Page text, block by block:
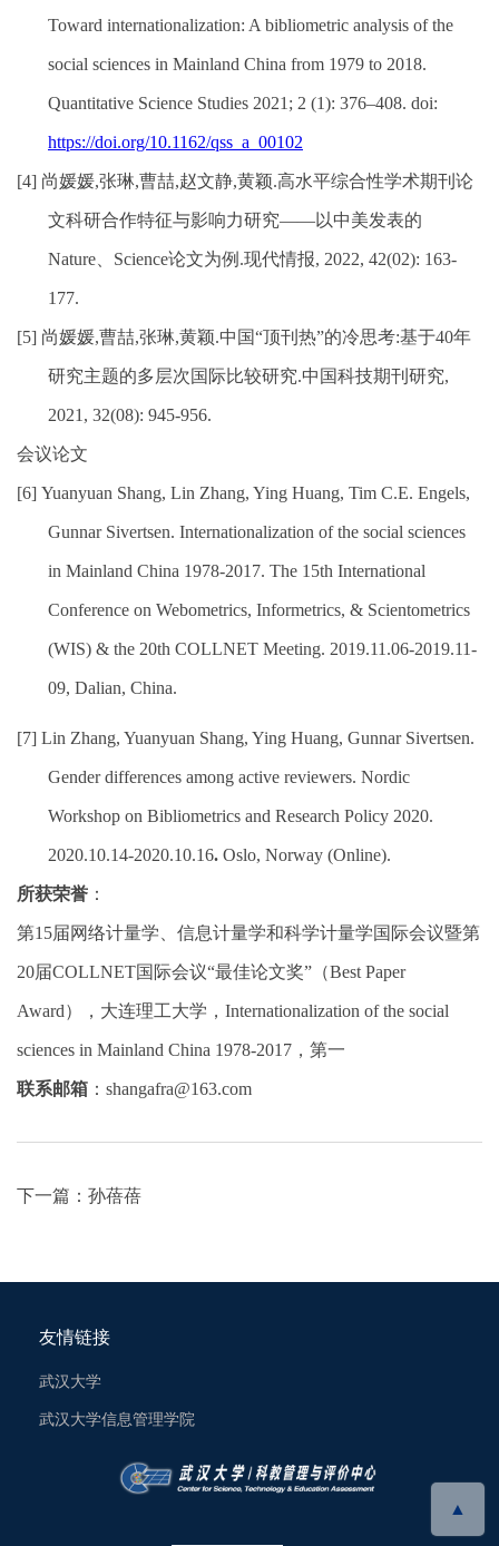
Toward internationalization: A bibliometric analysis of the
social sciences in Mainland China from 1979 to 2018.
Quantitative Science Studies 2021; 2 (1): 376–408. doi:
https://doi.org/10.1162/qss_a_00102
[4] 尚媛媛,张琳,曹喆,赵文静,黄颖.高水平综合性学术期刊论
文科研合作特征与影响力研究——以中美发表的
Nature Science论文为例 .现代情报, 2022, 42(02): 163-
177.
[5] 尚媛媛,曹喆,张琳,黄颖.中国“顶刊热”的冷思考:基于40年
研究主题的多层次国际比较研究.中国科技期刊研究,
2021, 32(08): 945-956.
会议论文
[6] Yuanyuan Shang, Lin Zhang, Ying Huang, Tim C.E. Engels,
Gunnar Sivertsen. Internationalization of the social sciences
in Mainland China 1978-2017. The 15th International
Conference on Webometrics, Informetrics, & Scientometrics
(WIS) & the 20th COLLNET Meeting. 2019.11.06-2019.11-
09, Dalian, China.
[7] Lin Zhang, Yuanyuan Shang, Ying Huang, Gunnar Sivertsen.
Gender differences among active reviewers. Nordic
Workshop on Bibliometrics and Research Policy 2020.
2020.10.14-2020.10.16. Oslo, Norway (Online).
所获荣誉 ：
第15届网络计量学、信息计量学和科学计量学国际会议暨第
20届COLLNET国际会议“最佳论文奖”（Best Paper
Award），大连理工大学， Internationalization of the social
sciences in Mainland China 1978-2017 ，第一
联系邮箱 ： shangafra@163.com
下一篇： 孙蓓蓓
友情链接
武汉大学
武汉大学信息管理学院
▲